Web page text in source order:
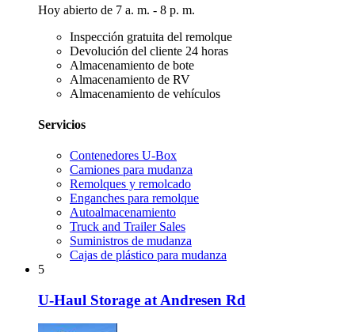
Hoy abierto de 7 a. m. - 8 p. m.
Inspección gratuita del remolque
Devolución del cliente 24 horas
Almacenamiento de bote
Almacenamiento de RV
Almacenamiento de vehículos
Servicios
Contenedores U-Box
Camiones para mudanza
Remolques y remolcado
Enganches para remolque
Autoalmacenamiento
Truck and Trailer Sales
Suministros de mudanza
Cajas de plástico para mudanza
5
U-Haul Storage at Andresen Rd